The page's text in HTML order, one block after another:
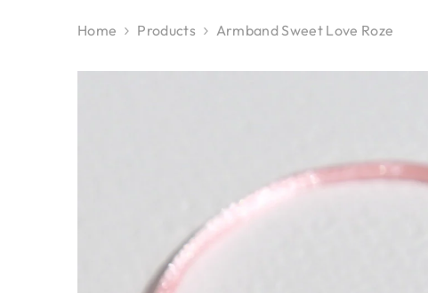
Home Products Armband Sweet Love Roze